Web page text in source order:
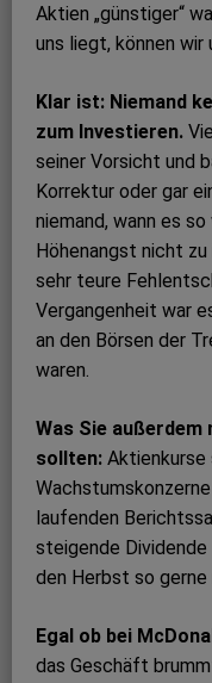
Aktien „günstiger“
uns liegt, können
Klar ist: Niemand
zum Investieren.
seiner Vorsicht und
Korrektur oder gar
niemand, wann es
Höhenangst nicht
sehr teure
Vergangenheit war
an den Börsen der
waren.
Was Sie
sollten: Aktienkurse
laufenden
steigende Dividende
den Herbst so gerne
Egal ob bei
das Geschäft